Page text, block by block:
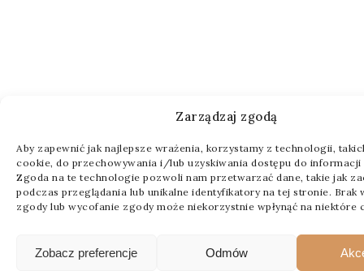
Zarządzaj zgodą
Aby zapewnić jak najlepsze wrażenia, korzystamy z technologii,
cookie, do przechowywania i/lub uzyskiwania dostępu do informacji
Zgoda na te technologie pozwoli nam przetwarzać dane, takie jak
podczas przeglądania lub unikalne identyfikatory na tej stronie. Brak
zgody lub wycofanie zgody może niekorzystnie wpłynąć na niektóre
Odmów
Zobacz preferencje